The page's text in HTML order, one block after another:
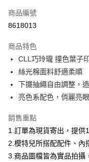
信用卡分期付款
合作金庫商業銀行
華南商業銀行
上海商業儲蓄銀行
國泰世華商業銀行
臺灣中小企業銀行
聯邦商業銀行
元大商業銀行
台新國際商業銀行
台灣樂天信用卡公司
超商取貨付款
LINE Pay
Apple Pay
悠遊付
Google Pay
商品編號
8618013
商品特色
CLL巧玲瓏 撞色葉子
絲光棉面料舒適柔順
下擺抽繩自由調整，
亮色系配色，俏麗亮眼
銷售重點
1.訂單為現貨寄出，提供
2.模特兒所搭配配件、內
3.商品圖檔皆為實品拍攝